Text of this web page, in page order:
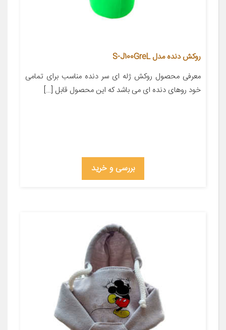
روکش دنده مدل S-J100GreL
معرفی محصول روکش ژله ای سر دنده مناسب برای تمامی
خود روهای دنده ای می باشد که این محصول قابل […]
بررسی و خرید